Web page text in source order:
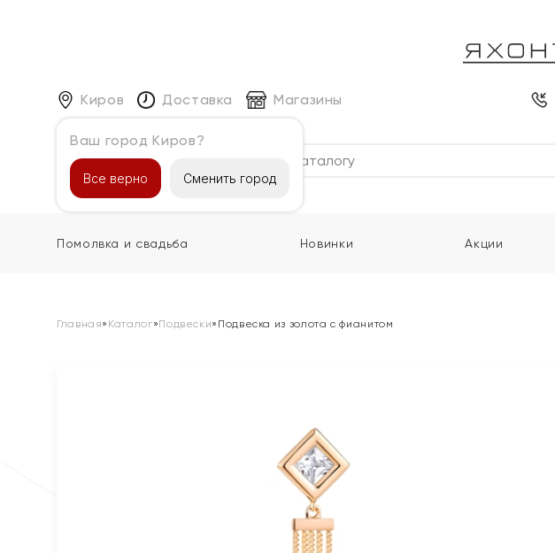
Киров
Ваш город Киров?
Все верно Сменить город
Доставка Магазины
Каталог
Помолвка и свадьба Новинки Акции
Главная» Каталог»Подвески» Подвеска из золота с фианитом